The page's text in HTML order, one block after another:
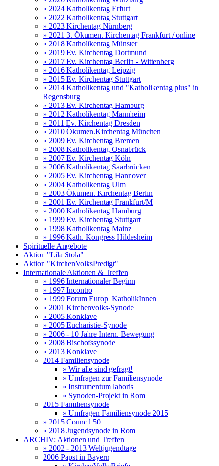
» 2024 Katholikentag Erfurt
» 2022 Katholikentag Stuttgart
» 2023 Kirchentag Nürnberg
» 2021 3. Ökumen. Kirchentag Frankfurt / online
» 2018 Katholikentag Münster
» 2019 Ev. Kirchentag Dortmund
» 2017 Ev. Kirchentag Berlin - Wittenberg
» 2016 Katholikentag Leipzig
» 2015 Ev. Kirchentag Stuttgart
» 2014 Katholikentag und "Katholikentag plus" in
Regensburg
» 2013 Ev. Kirchentag Hamburg
» 2012 Katholikentag Mannheim
» 2011 Ev. Kirchentag Dresden
» 2010 Ökumen.Kirchentag München
» 2009 Ev. Kirchentag Bremen
» 2008 Katholikentag Osnabrück
» 2007 Ev. Kirchentag Köln
» 2006 Katholikentag Saarbrücken
» 2005 Ev. Kirchentag Hannover
» 2004 Katholikentag Ulm
» 2003 Ökumen. Kirchentag Berlin
» 2001 Ev. Kirchentag Frankfurt/M
» 2000 Katholikentag Hamburg
» 1999 Ev. Kirchentag Stuttgart
» 1998 Katholikentag Mainz
» 1996 Kath. Kongress Hildesheim
Spirituelle Angebote
Aktion "Lila Stola"
Aktion "KirchenVolksPredigt"
Internationale Aktionen & Treffen
» 1996 Internationaler Beginn
» 1997 Incontro
» 1999 Forum Europ. KatholikInnen
» 2001 Kirchenvolks-Synode
» 2005 Konklave
» 2005 Eucharistie-Synode
» 2006 - 10 Jahre Intern. Bewegung
» 2008 Bischofssynode
» 2013 Konklave
2014 Familiensynode
» Wir alle sind gefragt!
» Umfragen zur Familiensynode
» Instrumentum laboris
» Synoden-Projekt in Rom
2015 Familiensynode
» Umfragen Familiensynode 2015
» 2015 Council 50
» 2018 Jugendsynode in Rom
ARCHIV: Aktionen und Treffen
» 2002 - 2013 Weltjugendtage
2006 Papst in Bayern